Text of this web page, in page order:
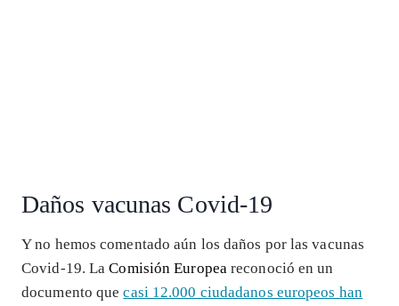
Daños vacunas Covid-19
Y no hemos comentado aún los daños por las vacunas
Covid-19. LaComisión Europea reconoció en un
documento quecasi 12.000 ciudadanos europeos han